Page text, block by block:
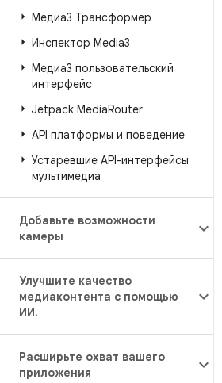
Медиа3 Трансформер
Инспектор Media3
Медиа3 пользовательский
интерфейс
Jetpack MediaRouter
API платформы и поведение
Устаревшие API-интерфейсы
мультимедиа
Добавьте возможности
камеры
Улучшите качество
медиаконтента с помощью
ИИ.
Расширьте охват вашего
приложения